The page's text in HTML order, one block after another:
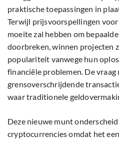
praktische toepassingen in
Terwijl prijsvoorspellingen voor
moeite zal hebben om
doorbreken, winnen projecten
populariteit vanwege hun
financiële problemen. De vraag
grensoverschrijdende
waar traditionele
Deze nieuwe munt
cryptocurrencies omdat het